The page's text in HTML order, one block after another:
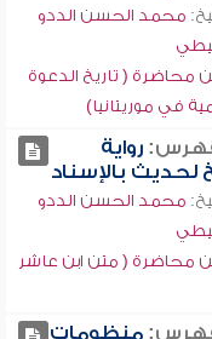
محمد الحسن الددو
محاضرة ( تاريخ الدعوة
في موريتانيا)
رواية
لحديث بالإسناد
محمد الحسن الددو
محاضرة ( متن ابن عاشر
منظومات